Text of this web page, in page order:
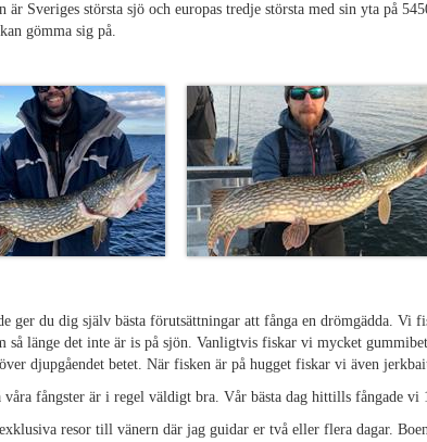
är Sveriges största sjö och europas tredje största med sin yta på
gömma sig på.
ger du dig själv bästa förutsättningar att fånga en drömgädda. Vi
så länge det inte är is på sjön. Vanligtvis fiskar vi mycket
djupgåendet betet. När fisken är på hugget fiskar vi även
våra fångster är i regel väldigt bra. Vår bästa dag hittills fångade vi
resor till vänern där jag guidar er två eller flera dagar.